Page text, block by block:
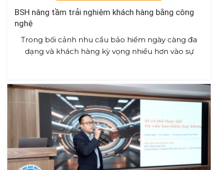
BSH nâng tầm trải nghiệm khách hàng bằng công
nghệ
Trong bối cảnh nhu cầu bảo hiểm ngày càng đa
dạng và khách hàng kỳ vọng nhiều hơn vào sự